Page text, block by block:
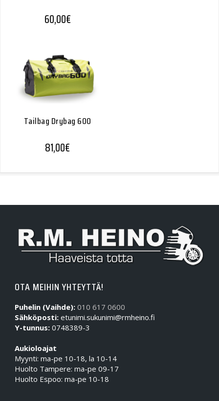
60,00€
Tailbag Drybag 600
81,00€
OTA MEIHIN YHTEYTTÄ!
Puhelin (Vaihde): 010 617 0600
Sähköposti: etunimi.sukunimi@rmheino.fi
Y-tunnus: 0748389-3
Aukioloajat
Myynti: ma-pe 10-18, la 10-14
Huolto Tampere: ma-pe 09-17
Huolto Espoo: ma-pe 10-18